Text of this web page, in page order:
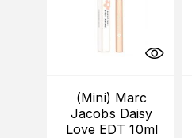
(Mini) Marc
Jacobs Daisy
Love EDT 10ml